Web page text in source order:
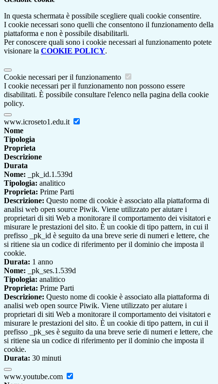
In questa schermata è possibile scegliere quali cookie consentire.
I cookie necessari sono quelli che consentono il funzionamento della
piattaforma e non è possibile disabilitarli.
Per conoscere quali sono i cookie necessari al funzionamento potete
visionare la COOKIE POLICY.
Cookie necessari per il funzionamento
I cookie necessari per il funzionamento non possono essere
disabilitati. È possibile consultare l'elenco nella pagina della cookie
policy.
www.icroseto1.edu.it
Nome
Tipologia
Proprieta
Descrizione
Durata
Nome: _pk_id.1.539d
Tipologia: analitico
Proprieta: Prime Parti
Descrizione: Questo nome di cookie è associato alla piattaforma di
analisi web open source Piwik. Viene utilizzato per aiutare i
proprietari di siti Web a monitorare il comportamento dei visitatori e
misurare le prestazioni del sito. È un cookie di tipo pattern, in cui il
prefisso _pk_id è seguito da una breve serie di numeri e lettere, che
si ritiene sia un codice di riferimento per il dominio che imposta il
cookie.
Durata: 1 anno
Nome: _pk_ses.1.539d
Tipologia: analitico
Proprieta: Prime Parti
Descrizione: Questo nome di cookie è associato alla piattaforma di
analisi web open source Piwik. Viene utilizzato per aiutare i
proprietari di siti Web a monitorare il comportamento dei visitatori e
misurare le prestazioni del sito. È un cookie di tipo pattern, in cui il
prefisso _pk_ses è seguito da una breve serie di numeri e lettere, che
si ritiene sia un codice di riferimento per il dominio che imposta il
cookie.
Durata: 30 minuti
www.youtube.com